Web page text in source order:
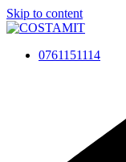
Skip to content
0761151114